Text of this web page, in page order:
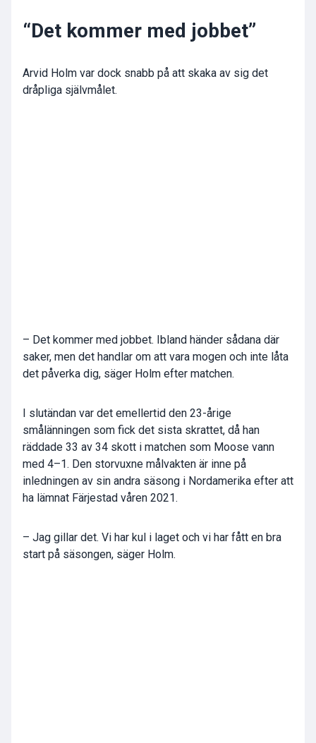
“Det kommer med jobbet”
Arvid Holm var dock snabb på att skaka av sig det
dråpliga självmålet.
– Det kommer med jobbet. Ibland händer sådana där
saker, men det handlar om att vara mogen och inte låta
det påverka dig, säger Holm efter matchen.
I slutändan var det emellertid den 23-årige
smålänningen som fick det sista skrattet, då han
räddade 33 av 34 skott i matchen som Moose vann
med 4–1. Den storvuxne målvakten är inne på
inledningen av sin andra säsong i Nordamerika efter att
ha lämnat Färjestad våren 2021.
– Jag gillar det. Vi har kul i laget och vi har fått en bra
start på säsongen, säger Holm.